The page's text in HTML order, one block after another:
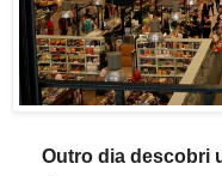
Outro dia descobri